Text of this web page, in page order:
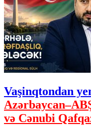
Vaşinqtondan
və Cənubi